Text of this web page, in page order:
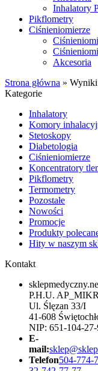
Inhalatory
Pikflometry
Ciśnieniomierze
Akcesoria
Strona główna » Wyniki
Kategorie
Inhalatory
Komory
Stetoskopy
Diabetologia
Ciśnieniomierze
Koncentratory
Pikflometry
Termometry
Pozostałe
Nowości
Promocje
Produkty
Hity w naszym
Kontakt
P.H.U.
Ul. Ślęzan 33/I
41-608
NIP: 651-104-
E-
mail:
Telefon504-774-